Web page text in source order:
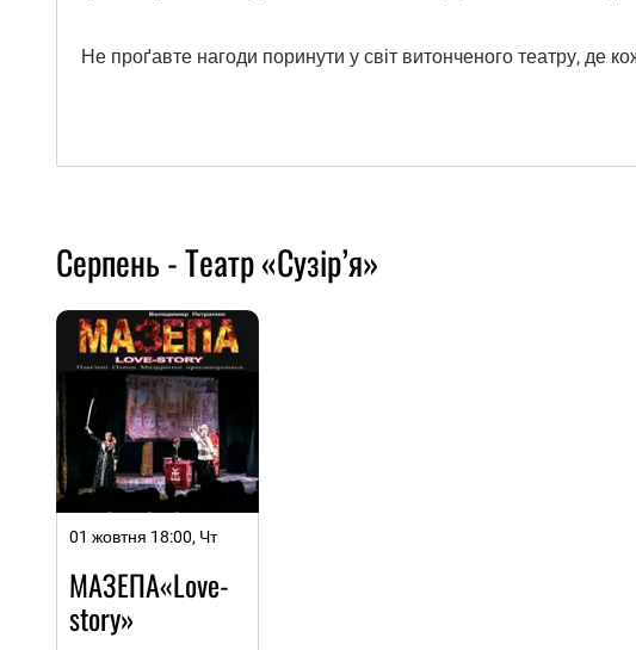
Не проґавте нагоди поринути у світ витонченого театру, де
Серпень - Театр «Сузір’я»
01 жовтня 18:00, Чт
МАЗЕПА«Love-
story»